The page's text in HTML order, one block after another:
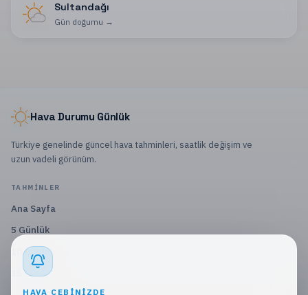
Sultandağı
Gün doğumu →
Hava Durumu Günlük
Türkiye genelinde güncel hava tahminleri, saatlik değişim ve
uzun vadeli görünüm.
TAHMINLER
Ana Sayfa
5 Günlük
10 Günlük
15 Günlük
HAVA CEBINIZDE